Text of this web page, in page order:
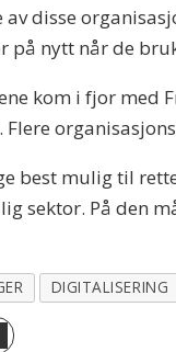
av disse
på nytt når de
kom i fjor med
best mulig til
sektor. På den
DIGITALISERING